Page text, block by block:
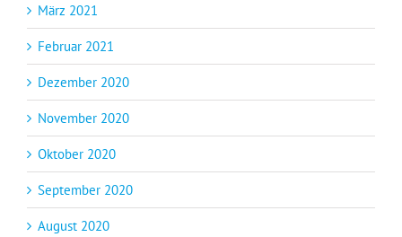
März 2021
Februar 2021
Dezember 2020
November 2020
Oktober 2020
September 2020
August 2020